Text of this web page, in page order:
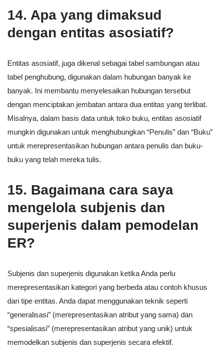
14. Apa yang dimaksud
dengan entitas asosiatif?
Entitas asosiatif, juga dikenal sebagai tabel sambungan atau
tabel penghubung, digunakan dalam hubungan banyak ke
banyak. Ini membantu menyelesaikan hubungan tersebut
dengan menciptakan jembatan antara dua entitas yang terlibat.
Misalnya, dalam basis data untuk toko buku, entitas asosiatif
mungkin digunakan untuk menghubungkan “Penulis” dan “Buku”
untuk merepresentasikan hubungan antara penulis dan buku-
buku yang telah mereka tulis.
15. Bagaimana cara saya
mengelola subjenis dan
superjenis dalam pemodelan
ER?
Subjenis dan superjenis digunakan ketika Anda perlu
merepresentasikan kategori yang berbeda atau contoh khusus
dari tipe entitas. Anda dapat menggunakan teknik seperti
“generalisasi” (merepresentasikan atribut yang sama) dan
“spesialisasi” (merepresentasikan atribut yang unik) untuk
memodelkan subjenis dan superjenis secara efektif.